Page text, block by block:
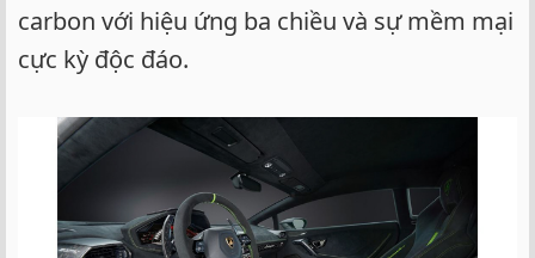
carbon với hiệu ứng ba chiều và sự mềm mại
cực kỳ độc đáo.